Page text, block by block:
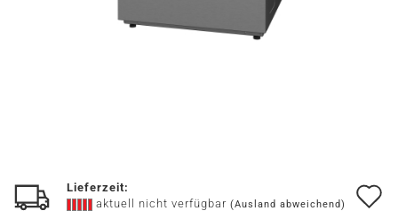
Lieferzeit:
aktuell nicht verfügbar (Ausland abweichend)